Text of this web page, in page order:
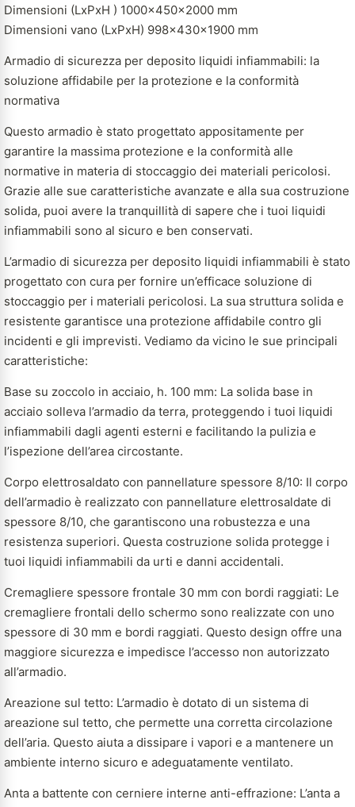
Dimensioni (LxPxH ) 1000x450x2000 mm
Dimensioni vano (LxPxH) 998x430x1900 mm
Armadio di sicurezza per deposito liquidi infiammabili: la
soluzione affidabile per la protezione e la conformità
normativa
Questo armadio è stato progettato appositamente per
garantire la massima protezione e la conformità alle
normative in materia di stoccaggio dei materiali pericolosi.
Grazie alle sue caratteristiche avanzate e alla sua costruzione
solida, puoi avere la tranquillità di sapere che i tuoi liquidi
infiammabili sono al sicuro e ben conservati.
L’armadio di sicurezza per deposito liquidi infiammabili è stato
progettato con cura per fornire un’efficace soluzione di
stoccaggio per i materiali pericolosi. La sua struttura solida e
resistente garantisce una protezione affidabile contro gli
incidenti e gli imprevisti. Vediamo da vicino le sue principali
caratteristiche:
Base su zoccolo in acciaio, h. 100 mm: La solida base in
acciaio solleva l’armadio da terra, proteggendo i tuoi liquidi
infiammabili dagli agenti esterni e facilitando la pulizia e
l’ispezione dell’area circostante.
Corpo elettrosaldato con pannellature spessore 8/10: Il corpo
dell’armadio è realizzato con pannellature elettrosaldate di
spessore 8/10, che garantiscono una robustezza e una
resistenza superiori. Questa costruzione solida protegge i
tuoi liquidi infiammabili da urti e danni accidentali.
Cremagliere spessore frontale 30 mm con bordi raggiati: Le
cremagliere frontali dello schermo sono realizzate con uno
spessore di 30 mm e bordi raggiati. Questo design offre una
maggiore sicurezza e impedisce l’accesso non autorizzato
all’armadio.
Areazione sul tetto: L’armadio è dotato di un sistema di
areazione sul tetto, che permette una corretta circolazione
dell’aria. Questo aiuta a dissipare i vapori e a mantenere un
ambiente interno sicuro e adeguatamente ventilato.
Anta a battente con cerniere interne anti-effrazione: L’anta a